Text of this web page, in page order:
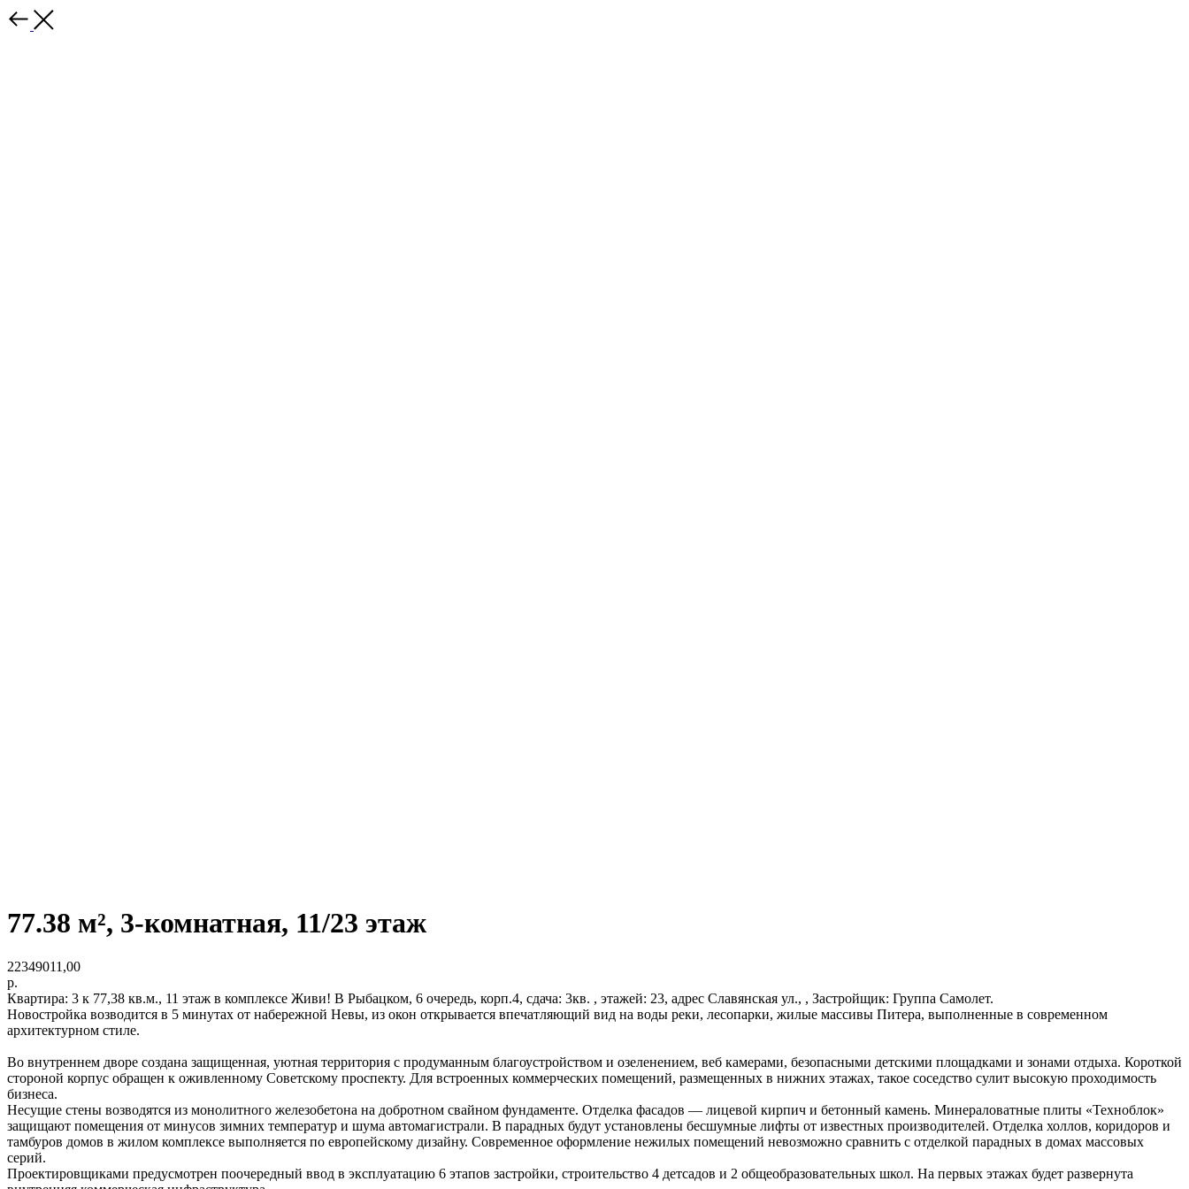
77.38 м², 3-комнатная, 11/23 этаж
22349011,00
р.
Квартира: 3 к 77,38 кв.м., 11 этаж в комплексе Живи! В Рыбацком, 6 очередь, корп.4, сдача: 3кв. , этажей: 23, адрес Славянская ул., , Застройщик: Группа Самолет.
Новостройка возводится в 5 минутах от набережной Невы, из окон открывается впечатляющий вид на воды реки, лесопарки, жилые массивы Питера, выполненные в современном
архитектурном стиле.
Во внутреннем дворе создана защищенная, уютная территория с продуманным благоустройством и озеленением, веб камерами, безопасными детскими площадками и зонами отдыха. Короткой
стороной корпус обращен к оживленному Советскому проспекту. Для встроенных коммерческих помещений, размещенных в нижних этажах, такое соседство сулит высокую проходимость
бизнеса.
Несущие стены возводятся из монолитного железобетона на добротном свайном фундаменте. Отделка фасадов — лицевой кирпич и бетонный камень. Минераловатные плиты «Техноблок»
защищают помещения от минусов зимних температур и шума автомагистрали. В парадных будут установлены бесшумные лифты от известных производителей. Отделка холлов, коридоров и
тамбуров домов в жилом комплексе выполняется по европейскому дизайну. Современное оформление нежилых помещений невозможно сравнить с отделкой парадных в домах массовых
серий.
Проектировщиками предусмотрен поочередный ввод в эксплуатацию 6 этапов застройки, строительство 4 детсадов и 2 общеобразовательных школ. На первых этажах будет развернута